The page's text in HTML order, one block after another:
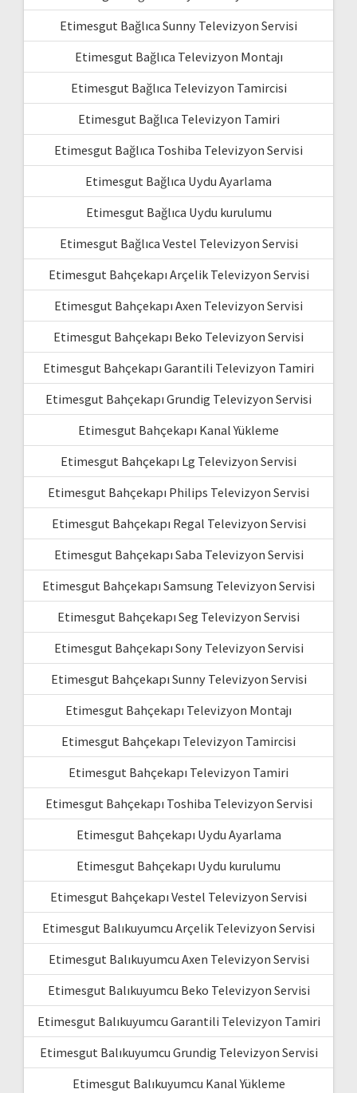
Etimesgut Bağlıca Sunny Televizyon Servisi
Etimesgut Bağlıca Televizyon Montajı
Etimesgut Bağlıca Televizyon Tamircisi
Etimesgut Bağlıca Televizyon Tamiri
Etimesgut Bağlıca Toshiba Televizyon Servisi
Etimesgut Bağlıca Uydu Ayarlama
Etimesgut Bağlıca Uydu kurulumu
Etimesgut Bağlıca Vestel Televizyon Servisi
Etimesgut Bahçekapı Arçelik Televizyon Servisi
Etimesgut Bahçekapı Axen Televizyon Servisi
Etimesgut Bahçekapı Beko Televizyon Servisi
Etimesgut Bahçekapı Garantili Televizyon Tamiri
Etimesgut Bahçekapı Grundig Televizyon Servisi
Etimesgut Bahçekapı Kanal Yükleme
Etimesgut Bahçekapı Lg Televizyon Servisi
Etimesgut Bahçekapı Philips Televizyon Servisi
Etimesgut Bahçekapı Regal Televizyon Servisi
Etimesgut Bahçekapı Saba Televizyon Servisi
Etimesgut Bahçekapı Samsung Televizyon Servisi
Etimesgut Bahçekapı Seg Televizyon Servisi
Etimesgut Bahçekapı Sony Televizyon Servisi
Etimesgut Bahçekapı Sunny Televizyon Servisi
Etimesgut Bahçekapı Televizyon Montajı
Etimesgut Bahçekapı Televizyon Tamircisi
Etimesgut Bahçekapı Televizyon Tamiri
Etimesgut Bahçekapı Toshiba Televizyon Servisi
Etimesgut Bahçekapı Uydu Ayarlama
Etimesgut Bahçekapı Uydu kurulumu
Etimesgut Bahçekapı Vestel Televizyon Servisi
Etimesgut Balıkuyumcu Arçelik Televizyon Servisi
Etimesgut Balıkuyumcu Axen Televizyon Servisi
Etimesgut Balıkuyumcu Beko Televizyon Servisi
Etimesgut Balıkuyumcu Garantili Televizyon Tamiri
Etimesgut Balıkuyumcu Grundig Televizyon Servisi
Etimesgut Balıkuyumcu Kanal Yükleme